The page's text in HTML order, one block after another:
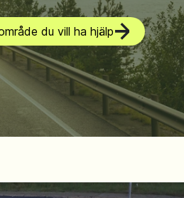
du vill ha hjälp